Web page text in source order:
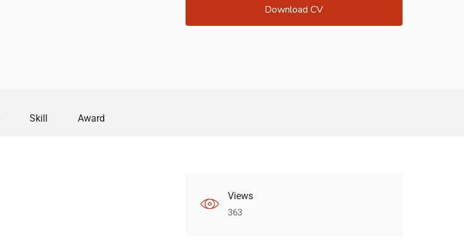
Download CV
Skill Award
Views
363